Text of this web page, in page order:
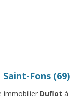
Fons (69)
immobilier Duflot à